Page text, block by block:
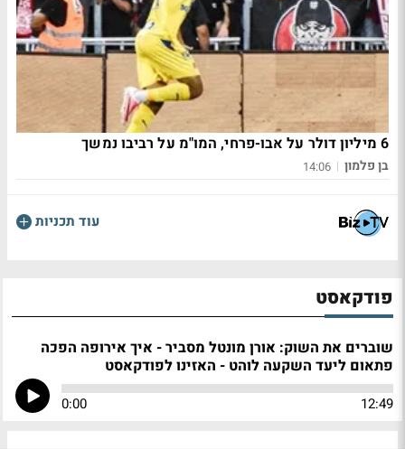
6 מיליון דולר על אבו-פרחי, המו"מ על רביבו נמשך
בן פלמון |
14:06
עוד תכניות
פודקאסט
שוברים את השוק: אורן מונטל מסביר - איך אירופה הפכה
פתאום ליעד השקעה לוהט - האזינו לפודקאסט
12:49
0:00